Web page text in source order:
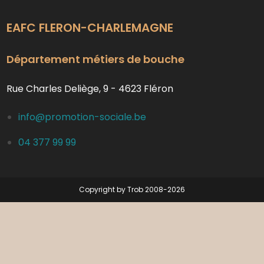
EAFC FLERON-CHARLEMAGNE
Département métiers de bouche
Rue Charles Deliège, 9 - 4623 Fléron
info@promotion-sociale.be
04 377 99 99
Copyright by Trob 2008-2026